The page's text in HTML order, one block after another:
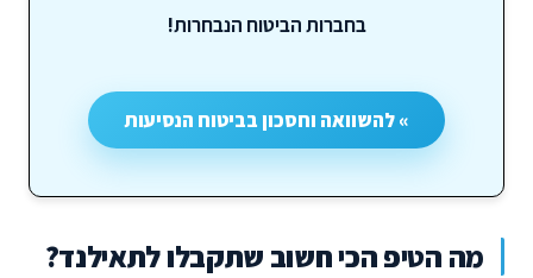
בחברות הביטוח הנבחרות!
» להשוואה וחסכון בביטוח הנסיעות
מה הטיפ הכי חשוב שתקבלו לתאילנד?